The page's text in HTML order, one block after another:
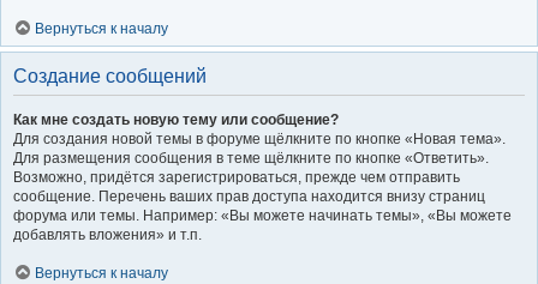
Вернуться к началу
Создание сообщений
Как мне создать новую тему или сообщение?
Для создания новой темы в форуме щёлкните по кнопке «Новая тема».
Для размещения сообщения в теме щёлкните по кнопке «Ответить».
Возможно, придётся зарегистрироваться, прежде чем отправить
сообщение. Перечень ваших прав доступа находится внизу страниц
форума или темы. Например: «Вы можете начинать темы», «Вы можете
добавлять вложения» и т.п.
Вернуться к началу